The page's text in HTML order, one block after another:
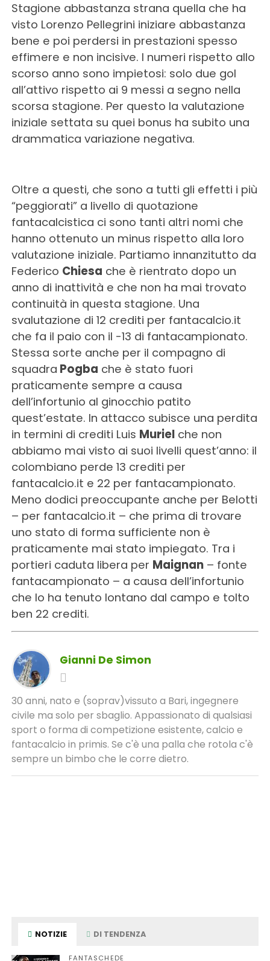
Stagione abbastanza strana quella che ha
visto Lorenzo Pellegrini iniziare abbastanza
bene e poi perdersi in prestazioni spesso
effimere e non incisive. I numeri rispetto allo
scorso anno sono impietosi: solo due gol
all’attivo rispetto ai 9 messi a segno nella
scorsa stagione. Per questo la valutazione
iniziale settata su quei bonus ha subito una
drammatica variazione negativa.
Oltre a questi, che sono a tutti gli effetti i più
“peggiorati” a livello di quotazione
fantacalcistica ci sono tanti altri nomi che
hanno ottenuto un minus rispetto alla loro
valutazione iniziale. Partiamo innanzitutto da
Federico Chiesa che è rientrato dopo un
anno di inattività e che non ha mai trovato
continuità in questa stagione. Una
svalutazione di 12 crediti per fantacalcio.it
che fa il paio con il -13 di fantacampionato.
Stessa sorte anche per il compagno di
squadra Pogba che è stato fuori
praticamente sempre a causa
dell’infortunio al ginocchio patito
quest’estate. In attacco subisce una perdita
in termini di crediti Luis Murielche non
abbiamo mai visto ai suoi livelli quest’anno: il
colombiano perde 13 crediti per
fantacalcio.it e 22 per fantacampionato.
Meno dodici preoccupante anche per Belotti
– per fantacalcio.it – che prima di trovare
uno stato di forma sufficiente non è
praticamente mai stato impiegato. Tra i
portieri caduta libera per Maignan– fonte
fantacampionato – a causa dell’infortunio
che lo ha tenuto lontano dal campo e tolto
ben 22 crediti.
Gianni De Simon
30 anni, nato e (soprav)vissuto a Bari, ingegnere
civile ma solo per sbaglio. Appassionato di qualsiasi
sport o forma di competizione esistente, calcio e
fantacalcio in primis. Se c'è una palla che rotola c'è
sempre un bimbo che le corre dietro.
NOTIZIE DI TENDENZA
FANTASCHEDE